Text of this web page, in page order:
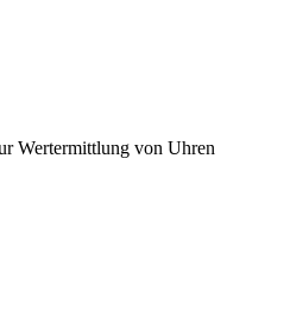
Wertermittlung von Uhren